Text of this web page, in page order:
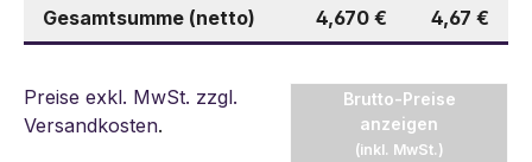
Gesamtsumme (netto) 4,670 € 4,67 €
Preise exkl. MwSt. zzgl.
Versandkosten.
Brutto-Preise
anzeigen
(inkl. MwSt.)